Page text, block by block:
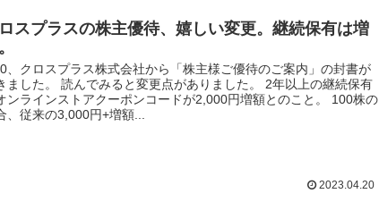
スプラスの株主優待、嬉しい変更。継続保有は増
、クロスプラス株式会社から「株主様ご優待のご案内」の封書が
ました。 読んでみると変更点がありました。 2年以上の継続保有
ンラインストアクーポンコードが2,000円増額とのこと。 100株の
、従来の3,000円+増額...
2023.04.20